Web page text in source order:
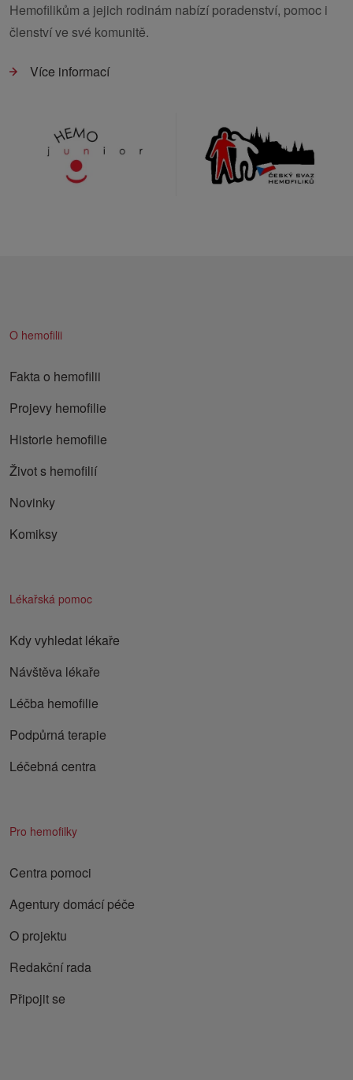
Hemofilikům a jejich rodinám nabízí poradenství, pomoc i
členství ve své komunitě.
Více informací
O hemofilii
Fakta o hemofilii
Projevy hemofilie
Historie hemofilie
Život s hemofilií
Novinky
Komiksy
Lékařská pomoc
Kdy vyhledat lékaře
Návštěva lékaře
Léčba hemofilie
Podpůrná terapie
Léčebná centra
Pro hemofilky
Centra pomoci
Agentury domácí péče
O projektu
Redakční rada
Připojit se